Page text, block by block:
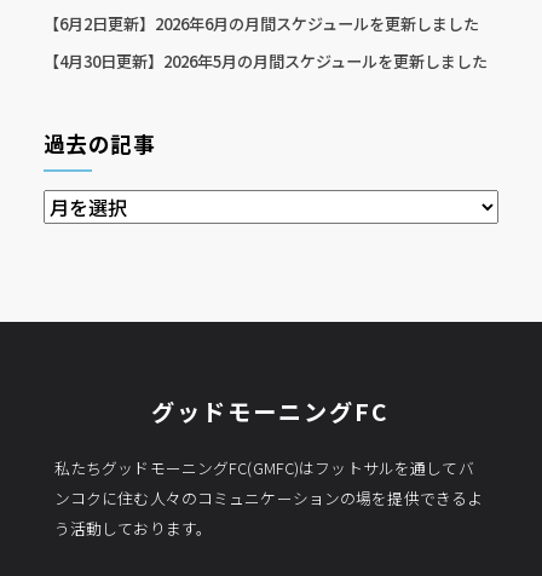
【6月2日更新】2026年6月の月間スケジュールを更新しました
【4月30日更新】2026年5月の月間スケジュールを更新しました
過去の記事
過
去
事
グッドモーニングFC
私たちグッドモーニングFC(GMFC)はフットサルを通してバ
ンコクに住む人々のコミュニケーションの場を提供できるよ
う活動しております。